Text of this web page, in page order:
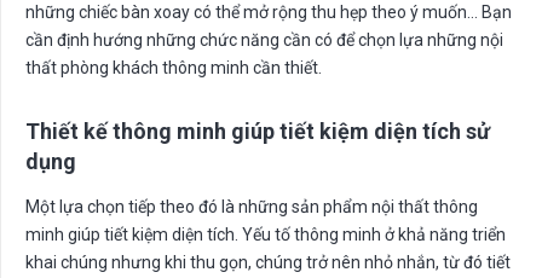
những chiếc bàn xoay có thể mở rộng thu hẹp theo ý muốn… Bạn
cần định hướng những chức năng cần có để chọn lựa những nội
thất phòng khách thông minh cần thiết.
Thiết kế thông minh giúp tiết kiệm diện tích sử
dụng
Một lựa chọn tiếp theo đó là những sản phẩm nội thất thông
minh giúp tiết kiệm diện tích. Yếu tố thông minh ở khả năng triển
khai chúng nhưng khi thu gọn, chúng trở nên nhỏ nhắn, từ đó tiết